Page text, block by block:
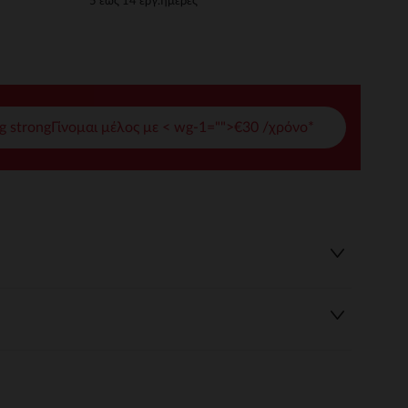
strongΓίνομαι μέλος με < wg-1="">€30 /χρόνο*